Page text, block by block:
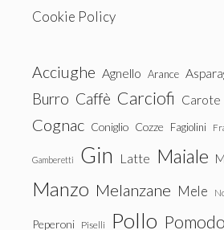
Cookie Policy
Acciughe Agnello Arance
Burro Caffè Carciofi Carote
Cognac Coniglio Cozze Fagiolini
Gamberetti Gin Latte Maiale
Manzo Melanzane Mele
Peperoni Piselli Pollo